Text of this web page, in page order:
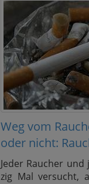
Weg vom
oder nicht:
Jeder Raucher
zig Mal versucht,